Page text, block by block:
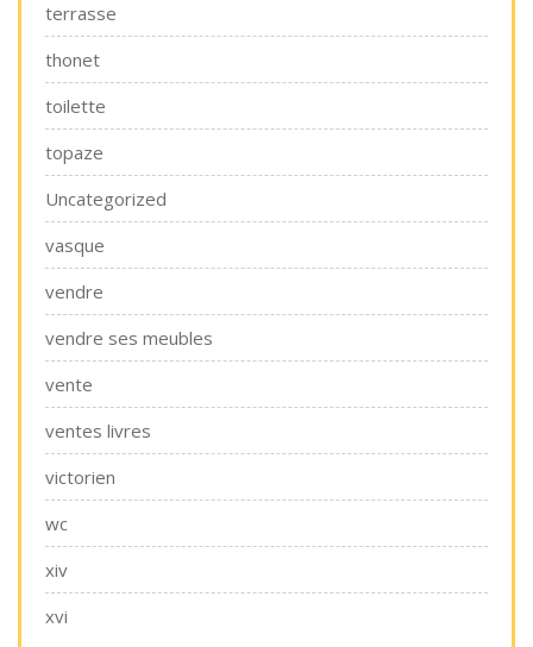
terrasse
thonet
toilette
topaze
Uncategorized
vasque
vendre
vendre ses meubles
vente
ventes livres
victorien
wc
xiv
xvi